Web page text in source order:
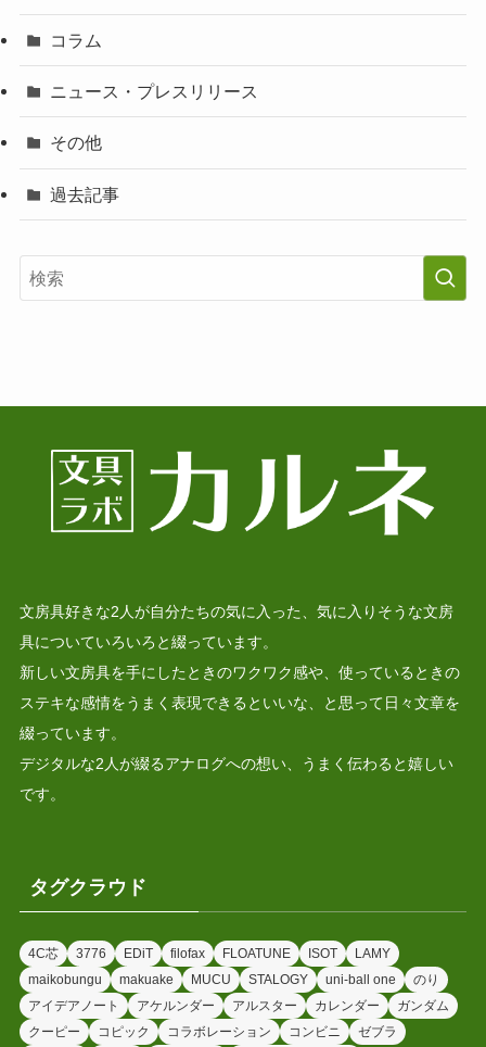
コラム
ニュース・プレスリリース
その他
過去記事
文房具好きな2人が自分たちの気に入った、気に入りそうな文房
具についていろいろと綴っています。
新しい文房具を手にしたときのワクワク感や、使っているときの
ステキな感情をうまく表現できるといいな、と思って日々文章を
綴っています。
デジタルな2人が綴るアナログへの想い、うまく伝わると嬉しい
です。
タグクラウド
4C芯 3776 EDiT filofax FLOATUNE ISOT
LAMY
maikobungu
makuake MUCU STALOGY uni-ball one
のり
アイデアノート
アケルンダー アルスター カレンダー
ガンダム
クーピー
コピック コラボレーション コンビニ ゼブラ